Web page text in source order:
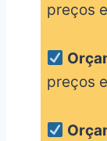
preços
preços